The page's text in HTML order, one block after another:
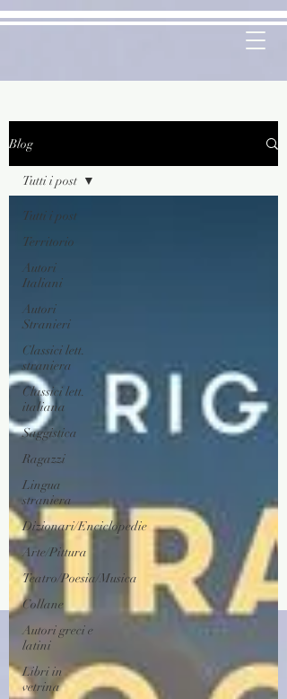
Blog
Tutti i post
Territorio
Autori
Italiani
Autori
Stranieri
Classici lett.
straniera
Classici lett.
italiana
Saggistica
Ragazzi
Lingua
straniera
Dizionari/Enciclopedie
Arte/Pittura
Teatro/Poesia/Musica
Collane
Autori greci e
latini
Libri in
vetrina
Tutti i post